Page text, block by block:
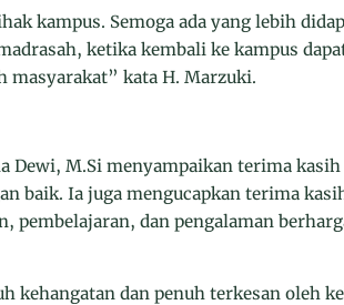
kampus. Semoga ada yang lebih
ketika kembali ke kampus
kata H. Marzuki.
Dewi, M.Si menyampaikan terima kasih
baik. Ia juga mengucapkan terima
dan pengalaman
kehangatan dan penuh terkesan oleh